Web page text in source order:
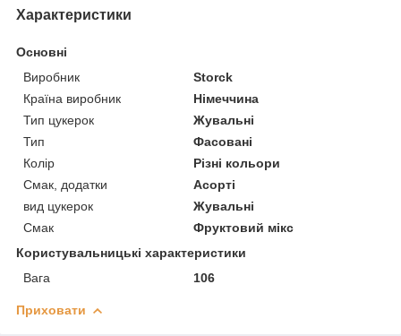
Характеристики
Основні
Виробник
Storck
Країна виробник
Німеччина
Тип цукерок
Жувальні
Тип
Фасовані
Колір
Різні кольори
Смак, додатки
Асорті
вид цукерок
Жувальні
Смак
Фруктовий мікс
Користувальницькі характеристики
Вага
106
Приховати